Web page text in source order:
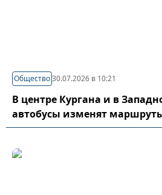
Общество30.07.2026 в 10:21
В центре Кургана и в
автобусы изменят